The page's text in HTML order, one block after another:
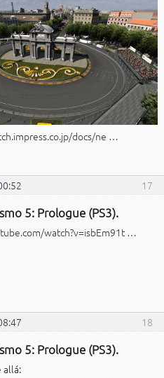
docs/ne …
17
5: Prologue (PS3).
watch?v=isbEm91t …
18
5: Prologue (PS3).
allá: